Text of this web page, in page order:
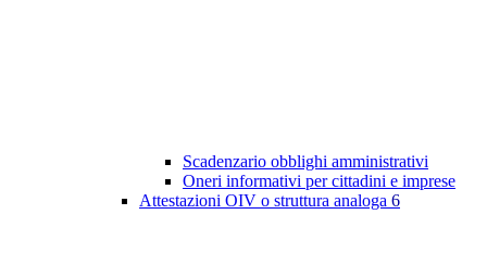
Scadenzario obblighi amministrativi
Oneri informativi per cittadini e imprese
Attestazioni OIV o struttura analoga 6